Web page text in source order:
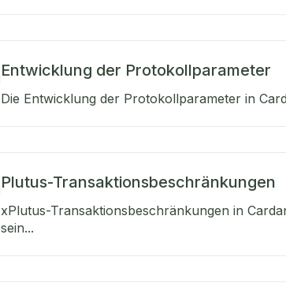
Entwicklung der Protokollparameter
Die Entwicklung der Protokollparameter in
Plutus-Transaktionsbeschränkungen
xPlutus-Transaktionsbeschränkungen in
sein...